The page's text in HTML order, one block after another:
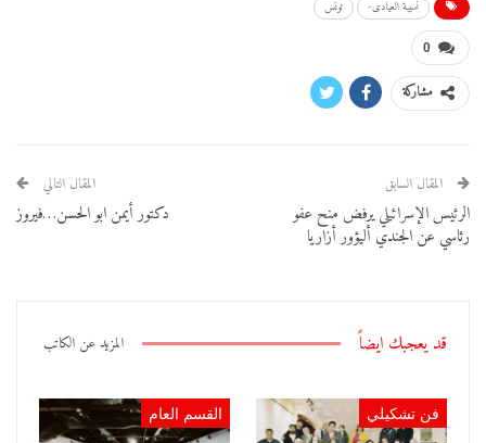
نسيبة العيادى- تونس
0
مشاركة
المقال السابق
الرئيس الإسرائيلي يرفض منح عفو
رئاسي عن الجندي أليؤور أزاريا
المقال التالي
دكتور أيمن ابو الحسن…فيروز
قد يعجبك ايضاً المزيد عن الكاتب
فن تشكيلي القسم العام